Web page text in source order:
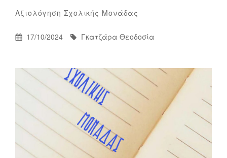
Categories
Αξιολόγηση Σχολικής ΜονάδαςΓκατζάρα
Θεοδοσία
Posted
17/10/2024 By
Γκατζάρα Θεοδοσία